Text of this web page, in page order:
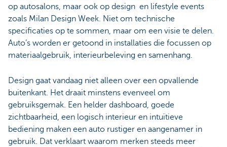
op autosalons, maar ook op design en lifestyle events
zoals Milan Design Week. Niet om technische
specificaties op te sommen, maar om een visie te delen.
Auto’s worden er getoond in installaties die focussen op
materiaalgebruik, interieurbeleving en samenhang.
Design gaat vandaag niet alleen over een opvallende
buitenkant. Het draait minstens evenveel om
gebruiksgemak. Een helder dashboard, goede
zichtbaarheid, een logisch interieur en intuïtieve
bediening maken een auto rustiger en aangenamer in
gebruik. Dat verklaart waarom merken steeds meer